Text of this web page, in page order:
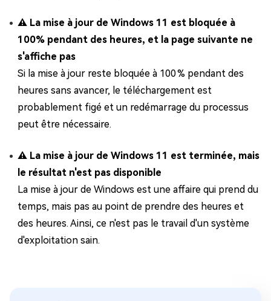
⚠ La mise à jour de Windows 11 est bloquée à
100% pendant des heures, et la page suivante ne
s'affiche pas
Si la mise à jour reste bloquée à 100 % pendant des
heures sans avancer, le téléchargement est
probablement figé et un redémarrage du processus
peut être nécessaire.
⚠ La mise à jour de Windows 11 est terminée, mais
le résultat n'est pas disponible
La mise à jour de Windows est une affaire qui prend du
temps, mais pas au point de prendre des heures et
des heures. Ainsi, ce n'est pas le travail d'un système
d'exploitation sain.